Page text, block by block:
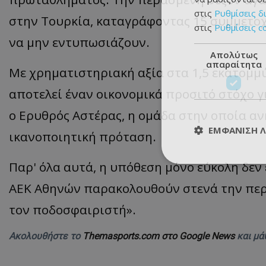
στην Τουρκία, καταγράφοντας 15
να μην εντυπωσιάζουν.
Με χρηματιστηριακή αξία στα 1,5εκα
αποτελεί έναν οικονομικά προσιτό στόχο
ο Ερυθρός Αστέρας, η ομάδα στην οποία
ικανοποιητική πρόταση.
Παρ' όλα αυτά, η υπόθεση μόνο εύκολη δεν
ΑΕΚ Αθηνών παρακολουθούν στενά την π
τον ποδοσφαιριστή».
Ακολουθήστε το Themasports.com στο Google Newsκαι
στις Ρυθμίσεις
στιςΡυθμίσεις
Απολύτως
απαραίτητα
ΕΜΦΆΝΙΣΗ